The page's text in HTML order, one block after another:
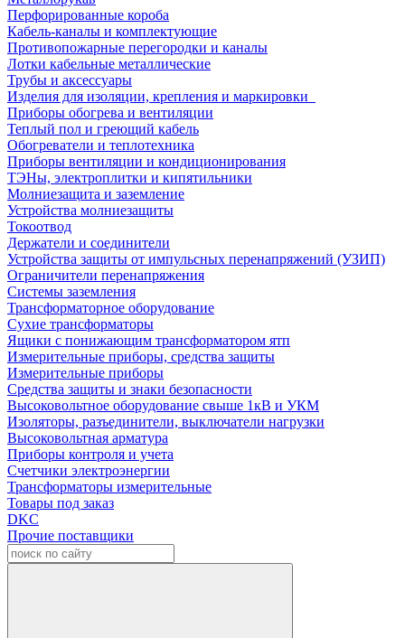
Перфорированные короба
Кабель-каналы и комплектующие
Противопожарные перегородки и каналы
Лотки кабельные металлические
Трубы и аксессуары
Изделия для изоляции, крепления и маркировки
Приборы обогрева и вентиляции
Теплый пол и греющий кабель
Обогреватели и теплотехника
Приборы вентиляции и кондиционирования
ТЭНы, электроплитки и кипятильники
Молниезащита и заземление
Устройства молниезащиты
Токоотвод
Держатели и соединители
Устройства защиты от импульсных перенапряжений (УЗИП)
Ограничители перенапряжения
Системы заземления
Трансформаторное оборудование
Сухие трансформаторы
Ящики с понижающим трансформатором ятп
Измерительные приборы, средства защиты
Измерительные приборы
Средства защиты и знаки безопасности
Высоковольтное оборудование свыше 1кВ и УКМ
Изоляторы, разъединители, выключатели нагрузки
Высоковольтная арматура
Приборы контроля и учета
Счетчики электроэнергии
Трансформаторы измерительные
Товары под заказ
DKC
Прочие поставщики